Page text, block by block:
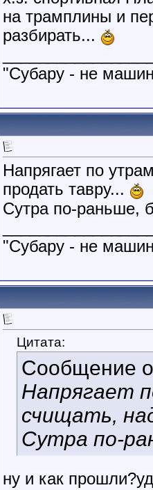
на трамплины и
разбирать...
"Субару - не
Напрягает по
продать тавру...
Сутра по-раньше,
"Субару - не
Цитата:
Сообщение
Напрягает
счищать,
Сутра по-
ну и как